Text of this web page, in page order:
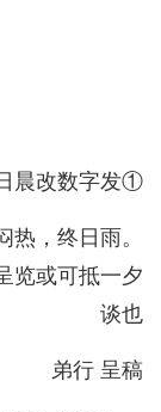
晨改数字发①
，终日雨。
览或可抵一夕
谈也
弟行 呈稿